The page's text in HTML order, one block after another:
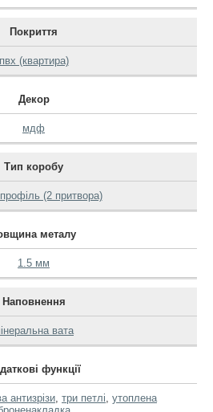
Покриття
пвх (квартира)
Декор
мдф
Тип коробу
(2 притвора)
металу
1.5 мм
Наповнення
вата
функції
антизрізи три петлі утоплена